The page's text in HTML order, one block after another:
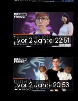
vor 2 Jahren22:51
vor 2 Jahren20:53